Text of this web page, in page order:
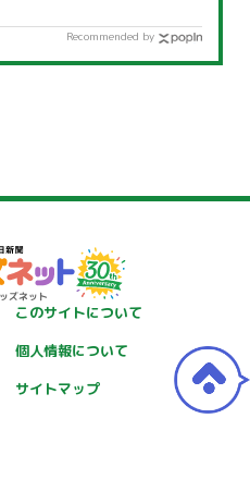
Recommended by
このサイトについて
個人情報について
サイトマップ